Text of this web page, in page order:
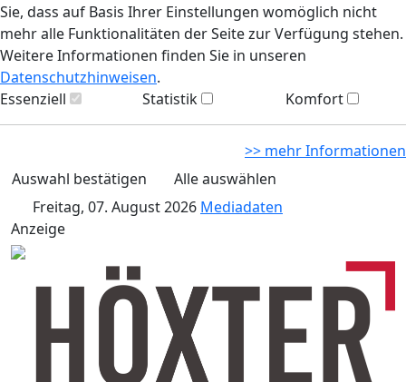
Sie, dass auf Basis Ihrer Einstellungen womöglich nicht
mehr alle Funktionalitäten der Seite zur Verfügung stehen.
Weitere Informationen finden Sie in unseren
Datenschutzhinweisen.
Essenziell
Statistik Komfort
>> mehr Informationen
Auswahl bestätigen
Alle auswählen
Freitag, 07. August 2026 Mediadaten
Anzeige